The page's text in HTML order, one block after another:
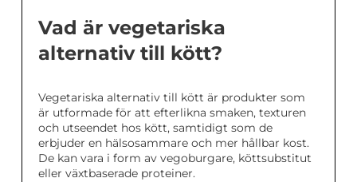
Vad är vegetariska
alternativ till kött?
Vegetariska alternativ till kött är produkter som
är utformade för att efterlikna smaken, texturen
och utseendet hos kött, samtidigt som de
erbjuder en hälsosammare och mer hållbar kost.
De kan vara i form av vegoburgare, köttsubstitut
eller växtbaserade proteiner.